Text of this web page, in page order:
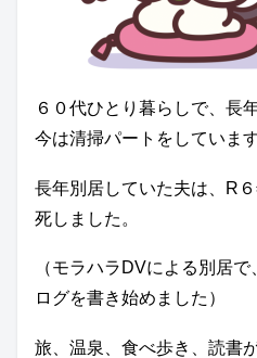
６０代ひとり暮らしで、長
今は清掃パートをしています
長年別居していた夫は、R
死しました。
（モラハラDVによる別居
ログを書き始めました）
旅、温泉、食べ歩き、読書